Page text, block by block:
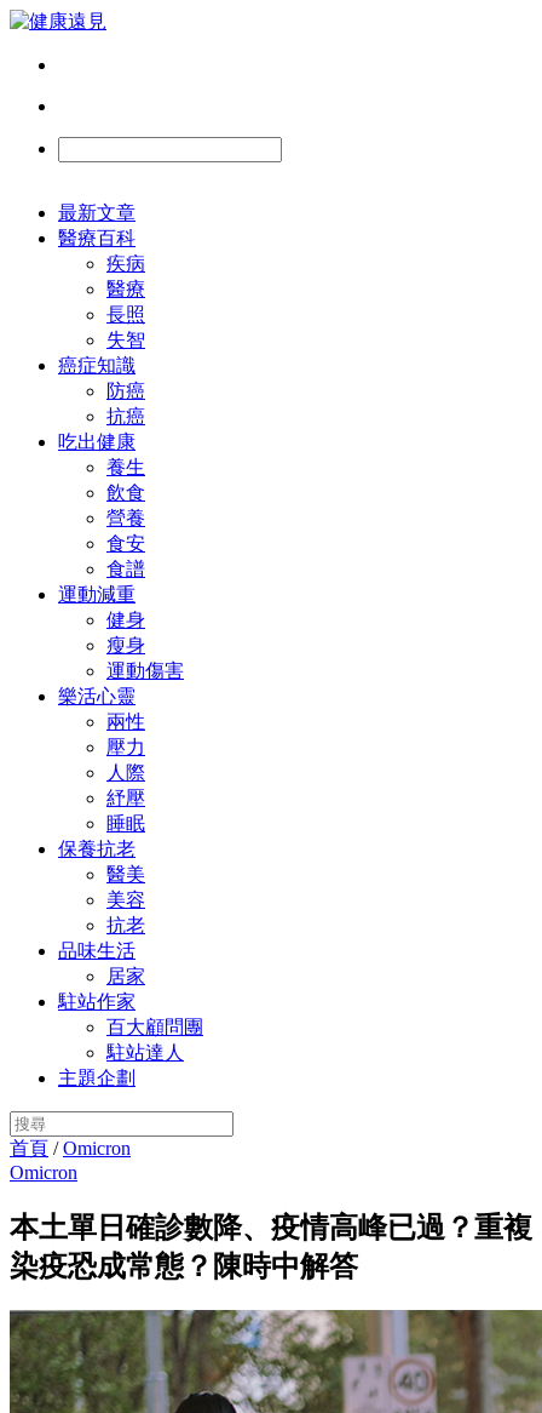
最新文章
醫療百科
疾病
醫療
長照
失智
癌症知識
防癌
抗癌
吃出健康
養生
飲食
營養
食安
食譜
運動減重
健身
瘦身
運動傷害
樂活心靈
兩性
壓力
人際
紓壓
睡眠
保養抗老
醫美
美容
抗老
品味生活
居家
駐站作家
百大顧問團
駐站達人
主題企劃
首頁 /Omicron
Omicron
本土單日確診數降、疫情高峰已過？重複
染疫恐成常態？陳時中解答